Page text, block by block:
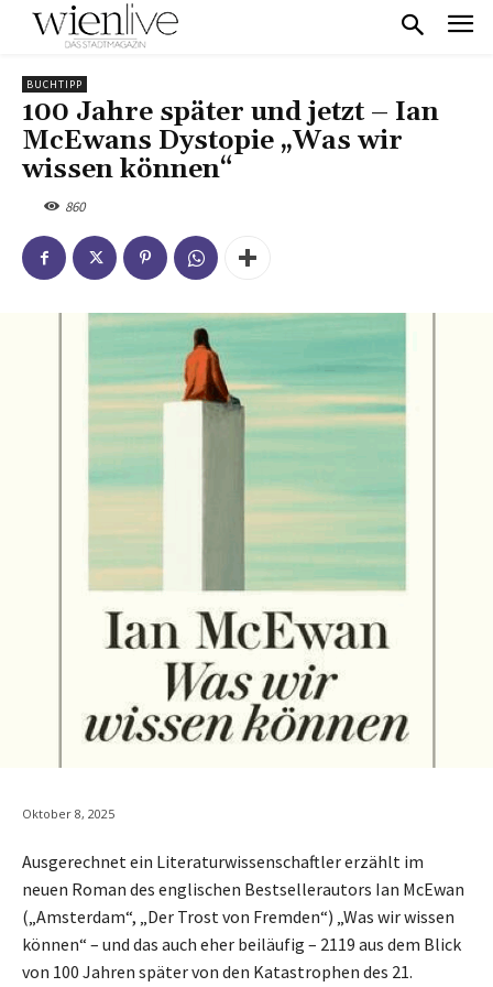
BUCHTIPP
100 Jahre später und jetzt – Ian
McEwans Dystopie „Was wir
wissen können“
860
Oktober 8, 2025
Ausgerechnet ein Literaturwissenschaftler erzählt im
neuen Roman des englischen Bestsellerautors Ian McEwan
(„Amsterdam“, „Der Trost von Fremden“) „Was wir wissen
können“ – und das auch eher beiläufig – 2119 aus dem Blick
von 100 Jahren später von den Katastrophen des 21.